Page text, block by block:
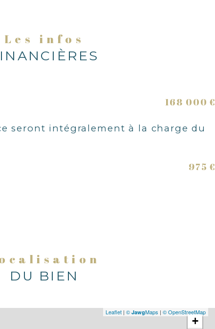
Les infos
168 000 €
seront intégralement à la charge du
975 €
DU BIEN
+
Leaflet |©JawgMaps |© OpenStreetMap